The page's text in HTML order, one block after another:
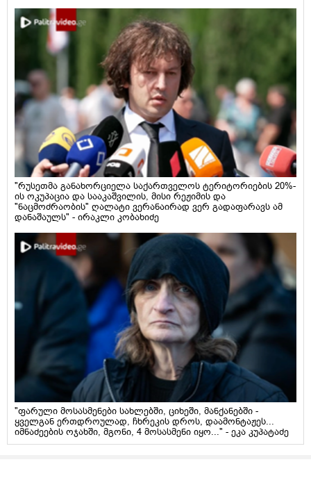
"რუსეთმა განახორციელა საქართველოს ტერიტორიების 20%-
ის ოკუპაცია და სააკაშვილის, მისი რეჟიმის და
"ნაცმოძრაობის" ღალატი ვერანაირად ვერ გადაფარავს ამ
დანაშაულს" - ირაკლი კობახიძე
"ფარული მოსასმენები სახლებში, ციხეში, მანქანებში -
ყველგან ერთდროულად, ჩხრეკის დროს, დაამონტაჟეს...
იმნაძეების ოჯახში, მგონი, 4 მოსასმენი იყო..." - ეკა კუპატაძე